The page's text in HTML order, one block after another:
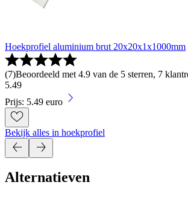
Hoekprofiel aluminium brut 20x20x1x1000mm
(7)Beoordeeld met 4.9 van de 5 sterren, 7
5.49
Prijs: 5.49 euro
Bekijk alles in hoekprofiel
Alternatieven